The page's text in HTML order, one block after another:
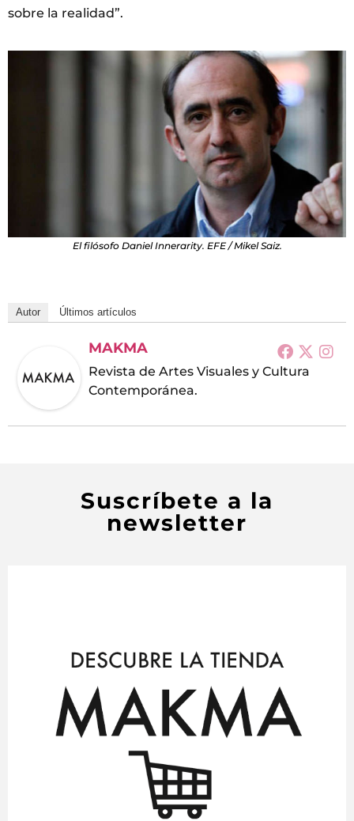
sobre la realidad”.
El filósofo Daniel Innerarity. EFE / Mikel Saiz.
Autor Últimos artículos
MAKMA
Revista de Artes Visuales y Cultura
Contemporánea.
Suscríbete a la
newsletter